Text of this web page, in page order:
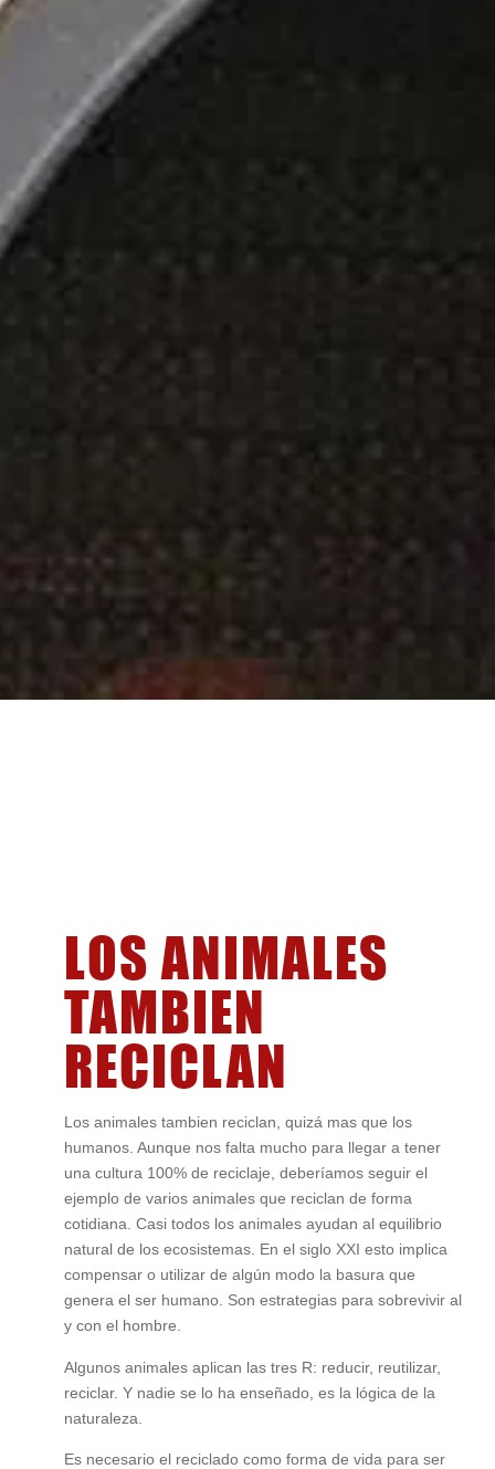
LOS ANIMALES
TAMBIEN
RECICLAN
Los animales tambien reciclan, quizá mas que los
humanos. Aunque nos falta mucho para llegar a tener
una cultura 100% de reciclaje, deberíamos seguir el
ejemplo de varios animales que reciclan de forma
cotidiana. Casi todos los animales ayudan al equilibrio
natural de los ecosistemas. En el siglo XXI esto implica
compensar o utilizar de algún modo la basura que
genera el ser humano. Son estrategias para sobrevivir al
y con el hombre.
Algunos animales aplican las tres R: reducir, reutilizar,
reciclar. Y nadie se lo ha enseñado, es la lógica de la
naturaleza.
Es necesario el reciclado como forma de vida para ser